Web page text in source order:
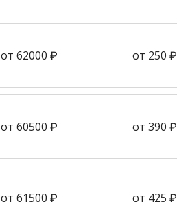
от 62000 ₽ от 250₽
от 60500 ₽ от 390₽
от 61500 ₽ от 425 ₽